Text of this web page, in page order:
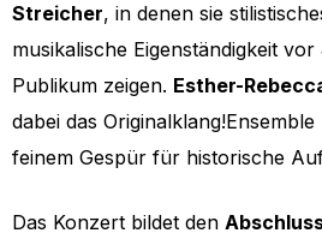
Streicher, in denen sie
musikalische Eigenständigkeit
Publikum zeigen. Esther-
dabei das Originalklang!Ensemble
feinem Gespür für historische
Das Konzert bildet den